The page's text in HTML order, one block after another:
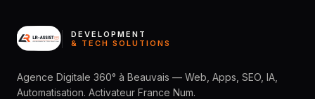
DEVELOPMENT
& TECH SOLUTIONS
Agence Digitale 360° à Beauvais — Web, Apps, SEO, IA,
Automatisation. Activateur France Num.